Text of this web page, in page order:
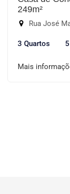
249m²
Rua José
3 Quartos
Mais